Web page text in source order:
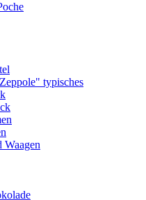
typisches
Waagen